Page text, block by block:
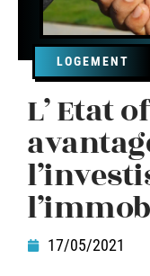
LOGEMENT
L’ Etat
17/05/2021